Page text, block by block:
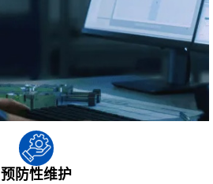
预防性维护